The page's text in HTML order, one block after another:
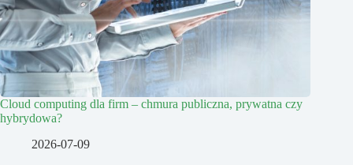
Cloud computing dla firm – chmura publiczna, prywatna czy
hybrydowa?
2026-07-09